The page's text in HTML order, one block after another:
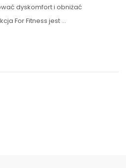
dyskomfort i obniżać
For Fitness jest …